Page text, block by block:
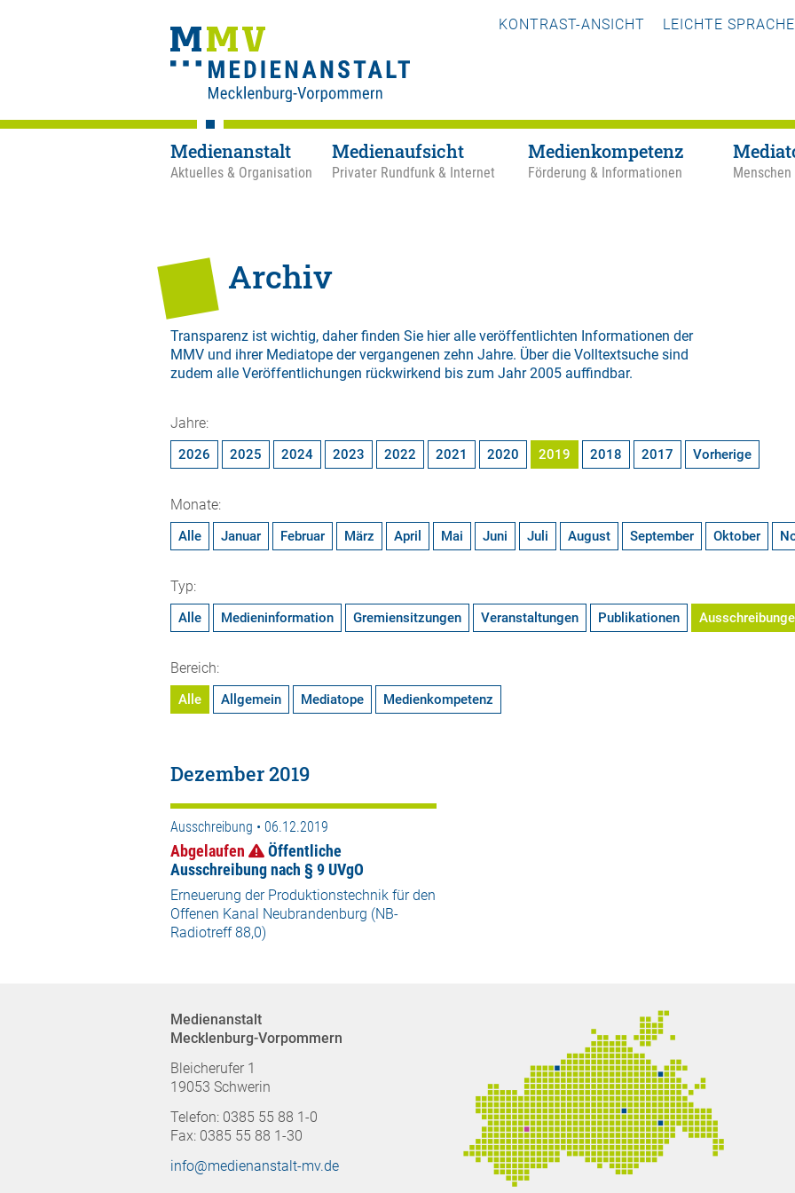
KONTRAST-ANSICHT LEICHTE SPRACHE
Medienanstalt
Aktuelles & Organisation
Medienaufsicht
Privater Rundfunk & Internet
Medienkompetenz
Förderung & Informationen
Archiv
Transparenz ist wichtig, daher finden Sie hier alle veröffentlichten Informationen der
MMV und ihrer Mediatope der vergangenen zehn Jahre. Über die Volltextsuche sind
zudem alle Veröffentlichungen rückwirkend bis zum Jahr 2005 auffindbar.
Jahre:
2026 2025 2024 2023 2022 2021 2020 2019 2018 2017 Vorherige
Monate:
Alle Januar Februar März April Mai Juni Juli August September Oktober
Typ:
Alle Medieninformation Gremiensitzungen Veranstaltungen Publikationen
Bereich:
Alle Allgemein Mediatope Medienkompetenz
Dezember 2019
Ausschreibung • 06.12.2019
Abgelaufen
Öffentliche
Ausschreibung nach § 9 UVgO
Erneuerung der Produktionstechnik für den
Offenen Kanal Neubrandenburg (NB-
Radiotreff 88,0)
Medienanstalt
Mecklenburg-Vorpommern
Bleicherufer 1
19053 Schwerin
Telefon: 0385 55 88 1-0
Fax: 0385 55 88 1-30
info@medienanstalt-mv.de